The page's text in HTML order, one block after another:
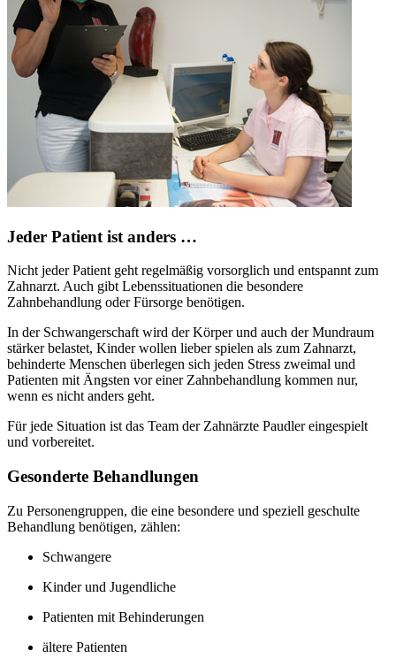
Jeder Patient ist anders …
Nicht jeder Patient geht regelmäßig vorsorglich und entspannt zum
Zahnarzt. Auch gibt Lebenssituationen die besondere
Zahnbehandlung oder Fürsorge benötigen.
In der Schwangerschaft wird der Körper und auch der Mundraum
stärker belastet, Kinder wollen lieber spielen als zum Zahnarzt,
behinderte Menschen überlegen sich jeden Stress zweimal und
Patienten mit Ängsten vor einer Zahnbehandlung kommen nur,
wenn es nicht anders geht.
Für jede Situation ist das Team der Zahnärzte Paudler eingespielt
und vorbereitet.
Gesonderte Behandlungen
Zu Personengruppen, die eine besondere und speziell geschulte
Behandlung benötigen, zählen:
Schwangere
Kinder und Jugendliche
Patienten mit Behinderungen
ältere Patienten